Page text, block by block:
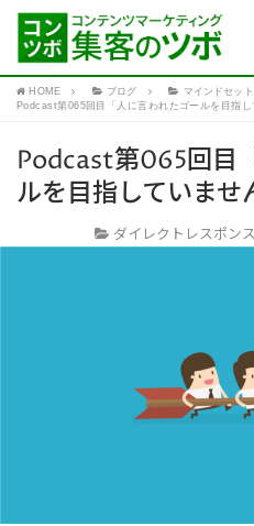
HOME ブログ
マインドセット
Podcast第065回目「人に言われたゴールを目指し
Podcast第065回目
ルを目指していませ
ダイレクトレスポン